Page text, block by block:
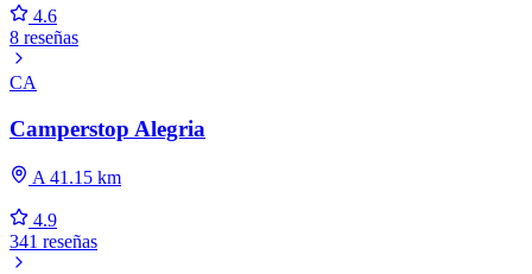
4.6
8 reseñas
CA
Camperstop Alegria
A 41.15 km
4.9
341 reseñas